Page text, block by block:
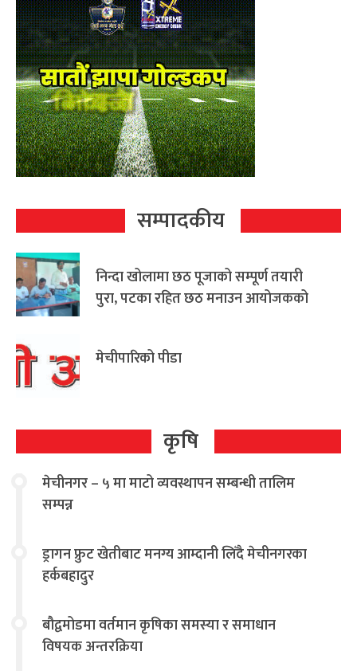
सम्पादकीय
निन्दा खोलामा छठ पूजाको सम्पूर्ण तयारी
पुरा, पटका रहित छठ मनाउन आयोजकको
मेचीपारिको पीडा
कृषि
मेचीनगर – ५ मा माटो व्यवस्थापन सम्बन्धी तालिम
सम्पन्न
ड्रागन फ्रुट खेतीबाट मनग्य आम्दानी लिँदै मेचीनगरका
हर्कबहादुर
बौद्वमोडमा वर्तमान कृषिका समस्या र समाधान
विषयक अन्तरक्रिया